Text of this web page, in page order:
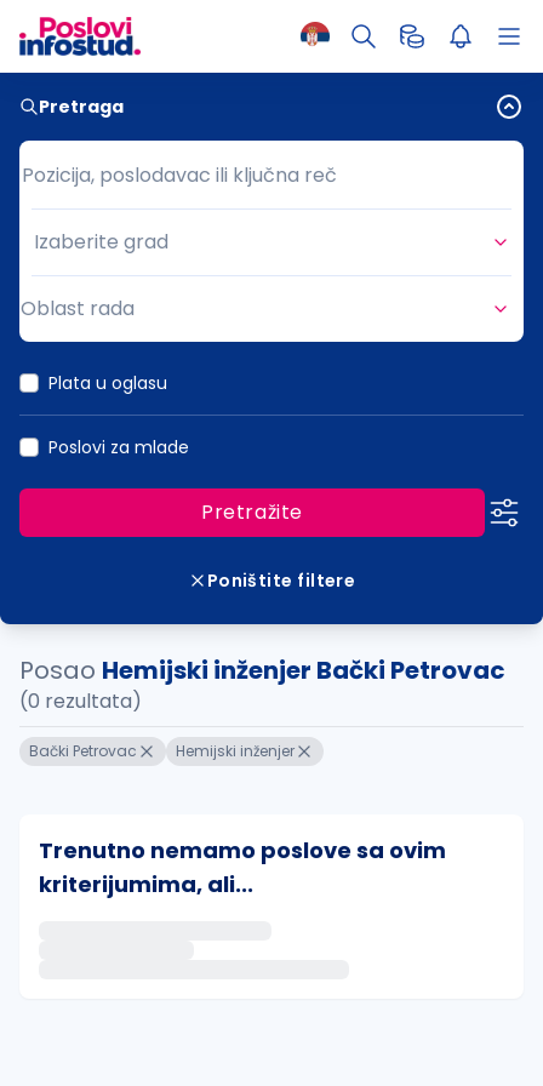
Pretraga
Pozicija, poslodavac ili ključna reč
Pozicija, poslodavac ili ključna reč
Grad
Izaberite grad
Oblast rada
Plata u oglasu
Poslovi za mlade
Pretražite
Poništite filtere
Posao Hemijski inženjer Bački Petrovac
(0 rezultata)
Bački Petrovac Hemijski inženjer
Trenutno nemamo poslove sa ovim
kriterijumima, ali...